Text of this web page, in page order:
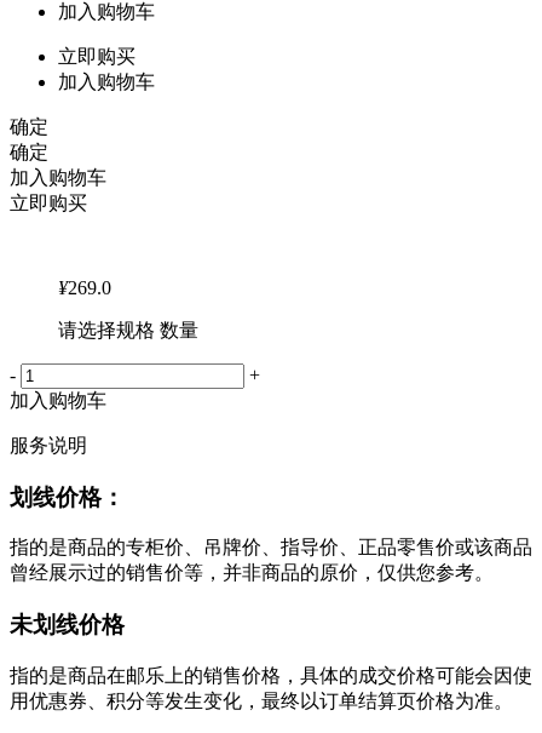
加入购物车
立即购买
加入购物车
确定
确定
加入购物车
立即购买
¥269.0
请选择规格 数量
-
+
加入购物车
服务说明
划线价格：
指的是商品的专柜价、吊牌价、指导价、正品零售价或该商品
曾经展示过的销售价等，并非商品的原价，仅供您参考。
未划线价格
指的是商品在邮乐上的销售价格，具体的成交价格可能会因使
用优惠券、积分等发生变化，最终以订单结算页价格为准。